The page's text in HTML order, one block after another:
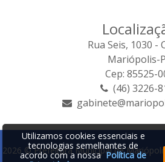
Rua Seis, 1030 -
Mariópolis-
Cep: 85525-
(46) 3226-
2026 © Prefeitura Municipal de
Utilizamos cookies essenciais e
tecnologias semelhantes de
acordo com a nossaPolítica de